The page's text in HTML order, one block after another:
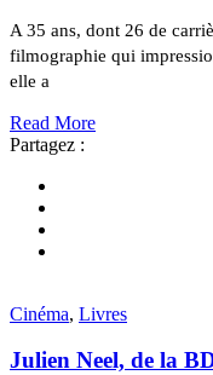
A 35 ans, dont 26 de
filmographie qui
elle a
Read More
Partagez :
Cinéma, Livres
Julien Neel, de la